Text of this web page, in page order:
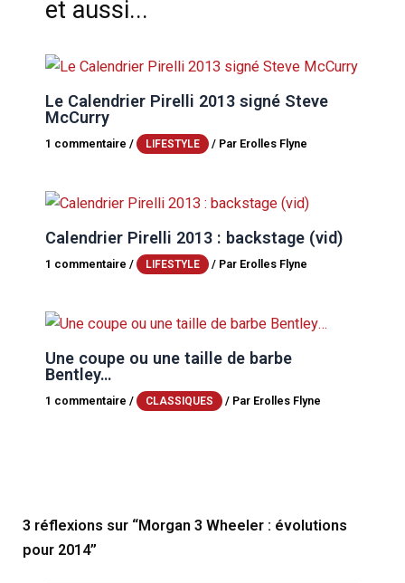
et aussi...
Le Calendrier Pirelli 2013 signé Steve
McCurry
1 commentaire / LIFESTYLE / Par Erolles Flyne
Calendrier Pirelli 2013 : backstage (vid)
1 commentaire / LIFESTYLE / Par Erolles Flyne
Une coupe ou une taille de barbe
Bentley…
1 commentaire / CLASSIQUES / Par Erolles Flyne
3 réflexions sur “Morgan 3 Wheeler : évolutions
pour 2014”